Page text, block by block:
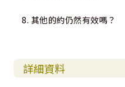
8. 其他的約仍然有效嗎？
詳細資料